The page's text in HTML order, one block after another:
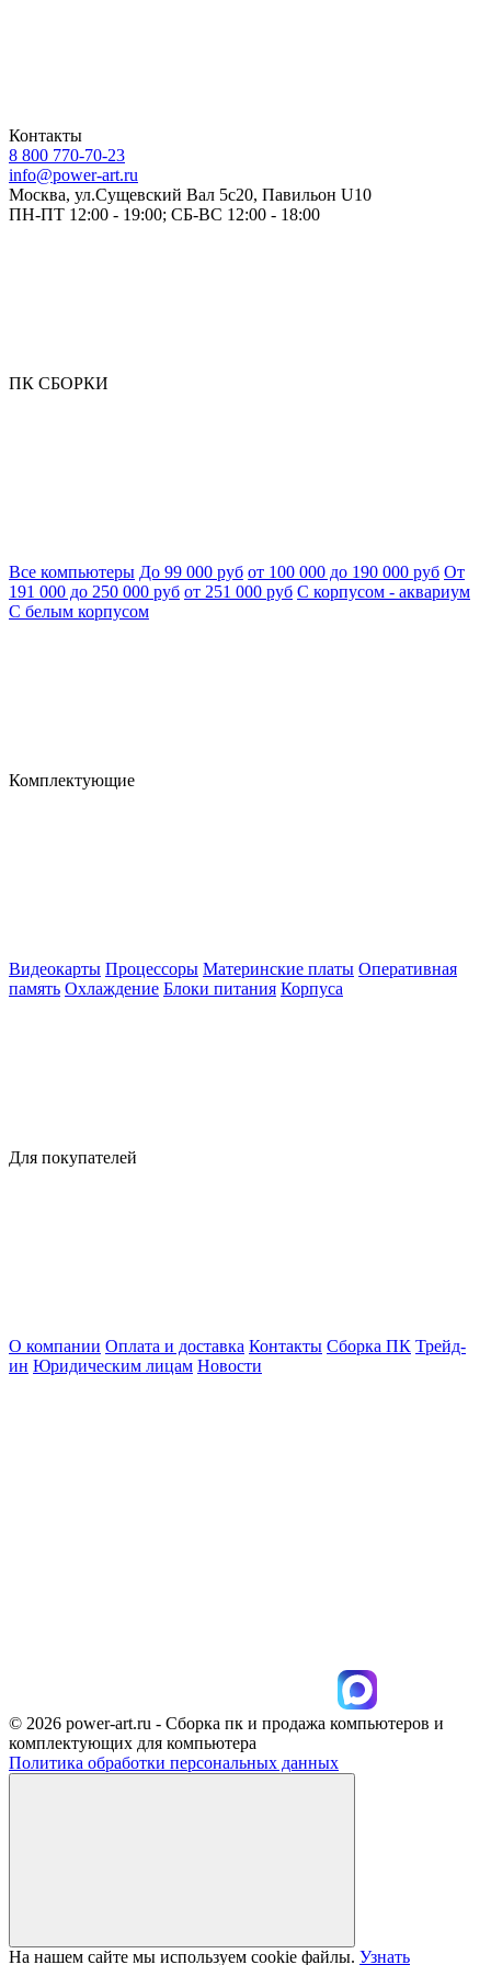
Контакты
8 800 770-70-23
info@power-art.ru
Москва, ул.Сущевский Вал 5с20, Павильон U10
ПН-ПТ 12:00 - 19:00; СБ-ВС 12:00 - 18:00
ПК СБОРКИ
Все компьютеры До 99 000 руб от 100 000 до 190 000 руб От
191 000 до 250 000 руб от 251 000 руб С корпусом - аквариум
С белым корпусом
Комплектующие
Видеокарты Процессоры Материнские платы Оперативная
память Охлаждение Блоки питания Корпуса
Для покупателей
О компании Оплата и доставка Контакты Сборка ПК Трейд-
ин Юридическим лицам Новости
© 2026 power-art.ru - Сборка пк и продажа компьютеров и
комплектующих для компьютера
Политика обработки персональных данных
На нашем сайте мы используем cookie файлы. Узнать